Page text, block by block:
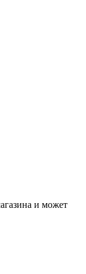
и может